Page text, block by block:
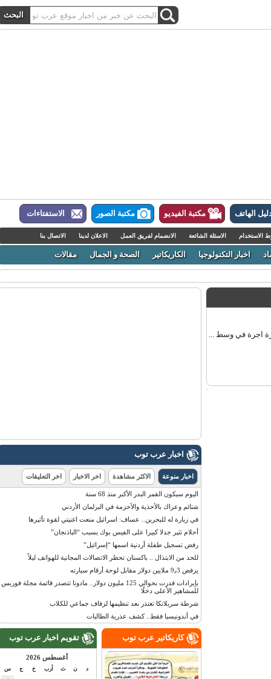
الهاتف مكتبة الفيديو مكتبة الصور الاستفتاءات
الاسئلة الشائعة الانضمام لفريق العمل الاعلان لدينا الاتصال بنا
اخبار التكنولوجيا الكاريكاتير الصحة و الجمال مقالات
اخبار عرب توب
اخبار منوعة الاكثر مشاهدة اخر الاخبار اخر التعليقات
اليوم سيكون القمر البدر الأكبر منذ 68 سنة
شتائم وعراك بالأحذية والأحزمة في البرلمان الأردني
في زيارة له للبحرين.. عساف: اسرائيل منعت اغنيتي لقوة تأثيرها
أحلام تثير جدلا كبيرا على الفيس بوك بسبب “الباذنجان”
رفض تسجيل طفلة أردنية اسمها “إسرائيل”
للحد من الابتذال .. باكستان تحظر الاتصالات المجانية للهواتف ليلاً
يرفض 9٫3 ملايين دولار مقابل لوحة أرقام سيارته
بإيرادات قدرت بحوالي 125 مليون دولار.. مادونا تتصدر قائمة مجلة فوربس
للمشاهير الأعلى دخلًا
شرطة سريلانكا تعتذر بعد تنظيمها لزفاف جماعي للكلاب
في أندونيسيا فقط.. كشف عذرية الطالبات
تقويم اخبار عرب توب
أغسطس 2026
أرب س
كاريكاتير عرب توب